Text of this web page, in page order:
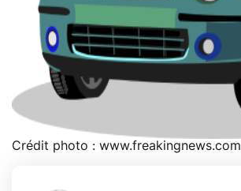
Crédit photo : www.freakingnews.com